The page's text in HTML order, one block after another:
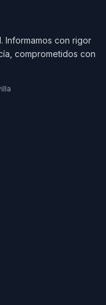
Informamos con rigor
comprometidos con